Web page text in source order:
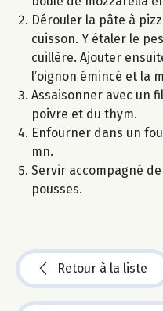
Dérouler la pâte à
cuisson. Y étaler le
cuillère. Ajouter
l’oignon émincé et la
Assaisonner avec un
poivre et du thym.
Enfourner dans un
mn.
Servir accompagné
pousses.
Retour à la liste